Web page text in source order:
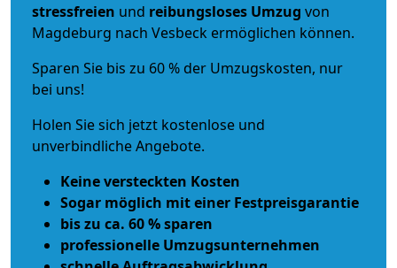
stressfreien und reibungsloses Umzug von
Magdeburg nach Vesbeck ermöglichen können.
Sparen Sie bis zu 60 % der Umzugskosten, nur
bei uns!
Holen Sie sich jetzt kostenlose und
unverbindliche Angebote.
Keine versteckten Kosten
Sogar möglich mit einer Festpreisgarantie
bis zu ca. 60 % sparen
professionelle Umzugsunternehmen